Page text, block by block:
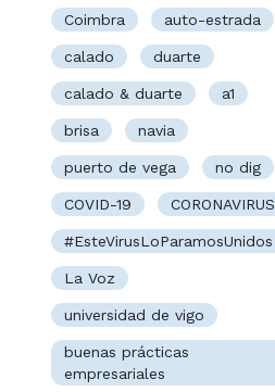
Coimbra auto-estrada
calado duarte
calado & duarte a1
brisa navia
puerto de vega no dig
COVID-19 CORONAVIRUS
#EsteVirusLoParamosUnidos
La Voz
universidad de vigo
buenas prácticas
empresariales